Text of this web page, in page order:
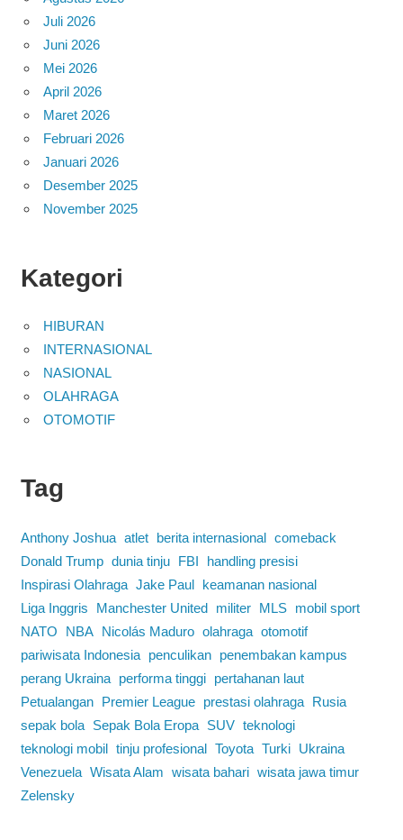
Juli 2026
Juni 2026
Mei 2026
April 2026
Maret 2026
Februari 2026
Januari 2026
Desember 2025
November 2025
Kategori
HIBURAN
INTERNASIONAL
NASIONAL
OLAHRAGA
OTOMOTIF
Tag
Anthony Joshua atlet berita internasional comeback
Donald Trump dunia tinju FBI
handling presisi
Inspirasi Olahraga Jake Paul
keamanan nasional
Liga Inggris
Manchester United militer MLS
mobil sport
NATO
NBA Nicolás Maduro olahraga otomotif
pariwisata Indonesia
penculikan
penembakan kampus
perang Ukraina
performa tinggi
pertahanan laut
Petualangan
Premier League prestasi olahraga
Rusia
sepak bola
Sepak Bola Eropa SUV teknologi
teknologi mobil tinju profesional Toyota Turki
Ukraina
Venezuela Wisata Alam wisata bahari wisata jawa timur
Zelensky